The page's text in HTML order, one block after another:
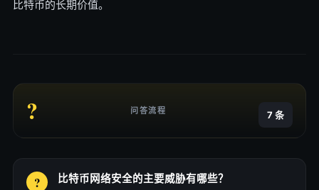
比特币的长期价值。
? 问答流程 7 条
比特币网络安全的主要威胁有哪些？